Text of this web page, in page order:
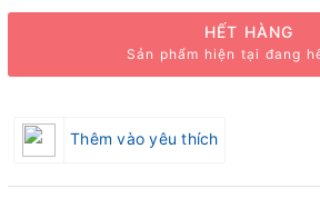
HẾT HÀNG
Sản phẩm hiện tại đang
Thêm vào yêu thích